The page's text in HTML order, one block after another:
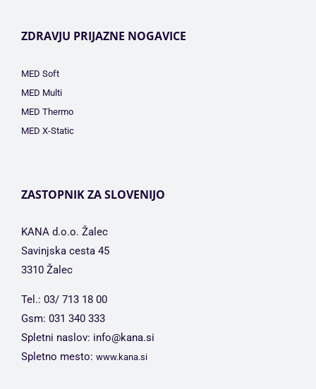
ZDRAVJU PRIJAZNE NOGAVICE
MED Soft
MED Multi
MED Thermo
MED X-Static
ZASTOPNIK ZA SLOVENIJO
KANA d.o.o. Žalec
Savinjska cesta 45
3310 Žalec
Tel.: 03/ 713 18 00
Gsm: 031 340 333
Spletni naslov: info@kana.si
Spletno mesto: www.kana.si